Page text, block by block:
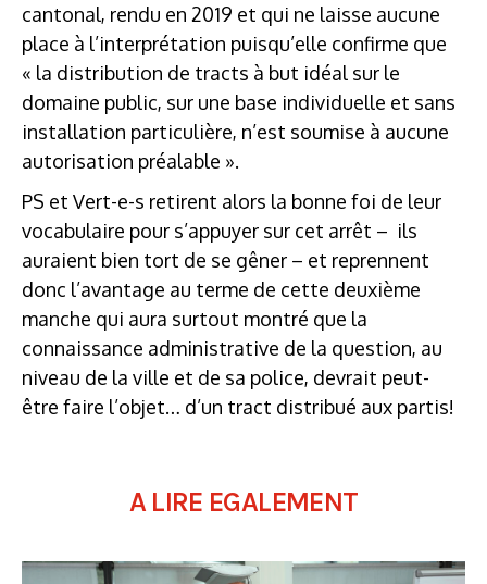
cantonal, rendu en 2019 et qui ne laisse aucune
place à l’interprétation puisqu’elle confirme que
« la distribution de tracts à but idéal sur le
domaine public, sur une base individuelle et sans
installation particulière, n’est soumise à aucune
autorisation préalable ».
PS et Vert-e-s retirent alors la bonne foi de leur
vocabulaire pour s’appuyer sur cet arrêt – ils
auraient bien tort de se gêner – et reprennent
donc l’avantage au terme de cette deuxième
manche qui aura surtout montré que la
connaissance administrative de la question, au
niveau de la ville et de sa police, devrait peut-
être faire l’objet… d’un tract distribué aux partis!
A LIRE EGALEMENT